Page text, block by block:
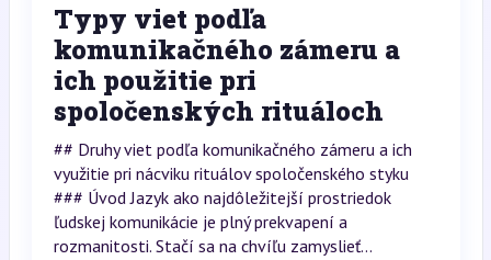
Typy viet podľa
komunikačného zámeru a
ich použitie pri
spoločenských rituáloch
## Druhy viet podľa komunikačného zámeru a ich
využitie pri nácviku rituálov spoločenského styku
### Úvod Jazyk ako najdôležitejší prostriedok
ľudskej komunikácie je plný prekvapení a
rozmanitosti. Stačí sa na chvíľu zamyslieť...